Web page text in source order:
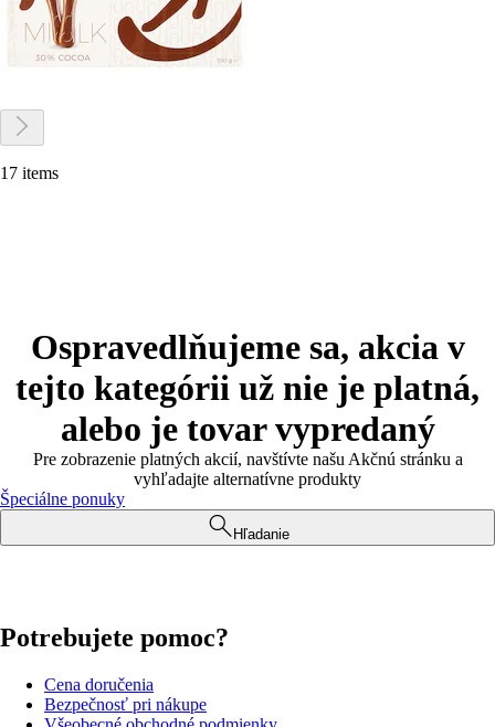
17 items
Ospravedlňujeme sa, akcia v
tejto kategórii už nie je platná,
alebo je tovar vypredaný
Pre zobrazenie platných akcií, navštívte našu Akčnú stránku a
vyhľadajte alternatívne produkty
Špeciálne ponuky
Hľadanie
Potrebujete pomoc?
Cena doručenia
Bezpečnosť pri nákupe